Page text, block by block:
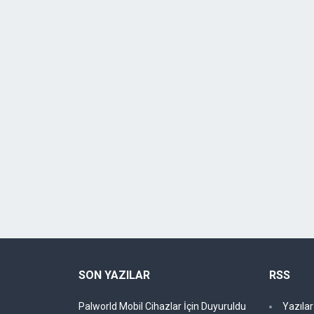
SON YAZILAR
Palworld Mobil Cihazlar İçin Duyuruldu
RSS